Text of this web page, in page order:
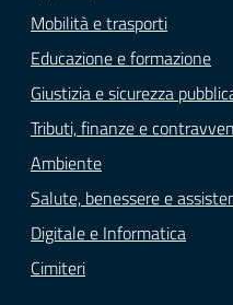
Mobilità e trasporti
Educazione e formazione
Giustizia e sicurezza
Tributi, finanze e
Ambiente
Salute, benessere e
Digitale e Informatica
Cimiteri